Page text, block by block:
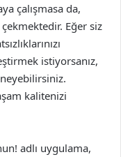
çalışmasa da,
Eğer siz
istiyorsanız,
kalitenizi
adlı uygulama,